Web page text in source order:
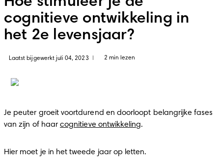
cognitieve ontwikkeling in
het 2e levensjaar?
Laatst bijgewerkt juli 04, 2023 2 min lezen
Je peuter groeit voortdurend en doorloopt belangrijke fases
van zijn of haar cognitieve ontwikkeling.
Hier moet je in het tweede jaar op letten.